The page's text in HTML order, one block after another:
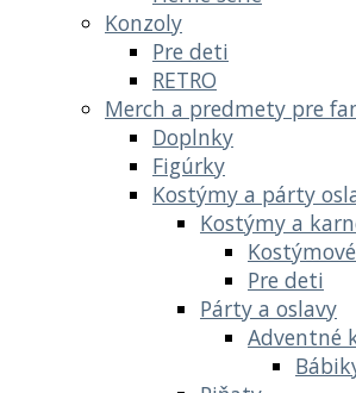
Konzoly
Pre deti
RETRO
Merch a predmety pre
Doplnky
Figúrky
Kostýmy a párty
Kostýmy a
Pre deti
Párty a oslavy
Adventné